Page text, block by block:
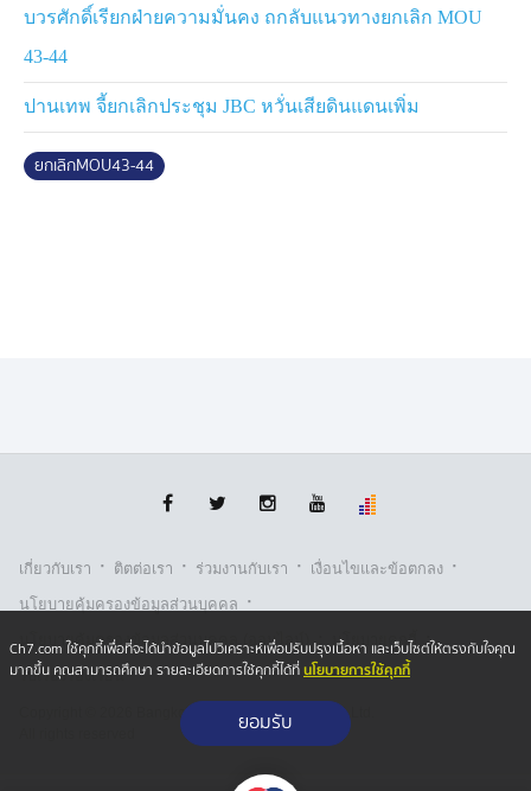
สัปดาห์หน้า นายบวรศักดิ์ อุวรรณโณ รองนายกรัฐมนตรี
บวรศักดิ์เรียกฝ่ายความมั่นคง ถกลับแนวทางยกเลิก MOU
43-44
ปานเทพ จี้ยกเลิกประชุม JBC หวั่นเสียดินแดนเพิ่ม
ยกเลิกMOU43-44
เกี่ยวกับเรา · ติตต่อเรา · ร่วมงานกับเรา · เงื่อนไขและข้อตกลง ·
นโยบายคุ้มครองข้อมูลส่วนบุคคล ·
นโยบายคุ้มครองข้อมูลส่วนบุคคล (ออนไลน์) · นโยบายคุกกี้ ·
รับเรื่องร้องเรียน
Copyright © 2026 Bangkok Broadcasting & T.V. Co.,Ltd.
Ch7.com ใช้คุกกี้เพื่อที่จะได้นำข้อมูลไปวิเคราะห์เพื่อปรับปรุงเนื้อหา และเว็บไซต์ให้ตรงกับใจคุณ
มากขึ้น คุณสามารถศึกษา รายละเอียดการใช้คุกกี้ได้ที่นโยบายการใช้คุกกี้
ยอมรับ